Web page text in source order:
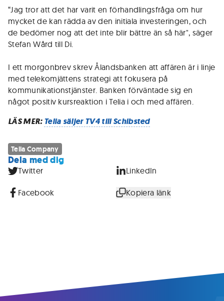
“Jag tror att det har varit en förhandlingsfråga om hur
mycket de kan rädda av den initiala investeringen, och
de bedömer nog att det inte blir bättre än så här", säger
Stefan Wård till Di.
I ett morgonbrev skrev Ålandsbanken att affären är i linje
med telekomjättens strategi att fokusera på
kommunikationstjänster. Banken förväntade sig en
något positiv kursreaktion i Telia i och med affären.
LÄS MER:Telia säljer TV4 till Schibsted
Telia Company
Dela med dig
Twitter LinkedIn
Facebook Kopiera länk